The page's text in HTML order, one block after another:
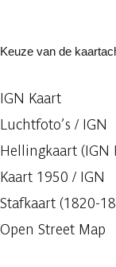
Keuze van de
IGN Kaart
Luchtfoto’s / IGN
Hellingkaart (IGN
Kaart 1950 / IGN
Stafkaart (1820-
Open Street Map